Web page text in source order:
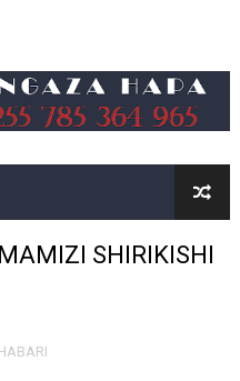
KUWA MDHAMINI
NAFUU WA UJENZI
wa Benki ya Biashara
SHIRIKISHI